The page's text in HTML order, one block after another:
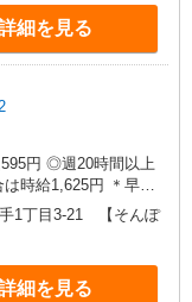
平均2回分）、夜勤手
平均的に支払われる手
のみ、特別職務手当
ヶ月分/年支給
細を見る
1,625円 ＊早朝
時給1,994円〜 ＊日曜
合は時給1,545円 ＊
：時給1,894円〜 ＊
1丁目3-21 【そんぽ
細を見る